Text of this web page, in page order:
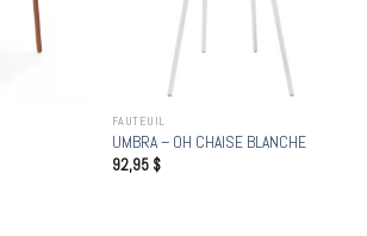
FAUTEUIL
UMBRA – OH CHAISE BLANCHE
92,95 $